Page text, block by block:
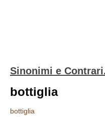
Sinonimi e
bottiglia
bottiglia